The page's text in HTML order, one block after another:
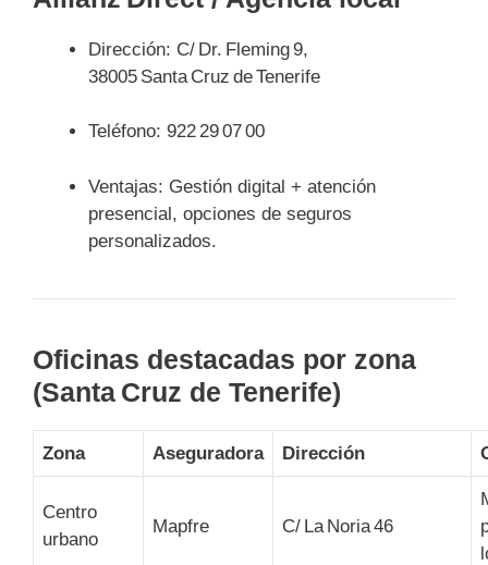
Dirección: C/ Dr. Fleming 9,
38005 Santa Cruz de Tenerife
Teléfono: 922 29 07 00
Ventajas: Gestión digital + atención
presencial, opciones de seguros
personalizados.
Oficinas destacadas por zona
(Santa Cruz de Tenerife)
Zona Aseguradora Dirección
Centro
urbano
Mapfre C/ La Noria 46